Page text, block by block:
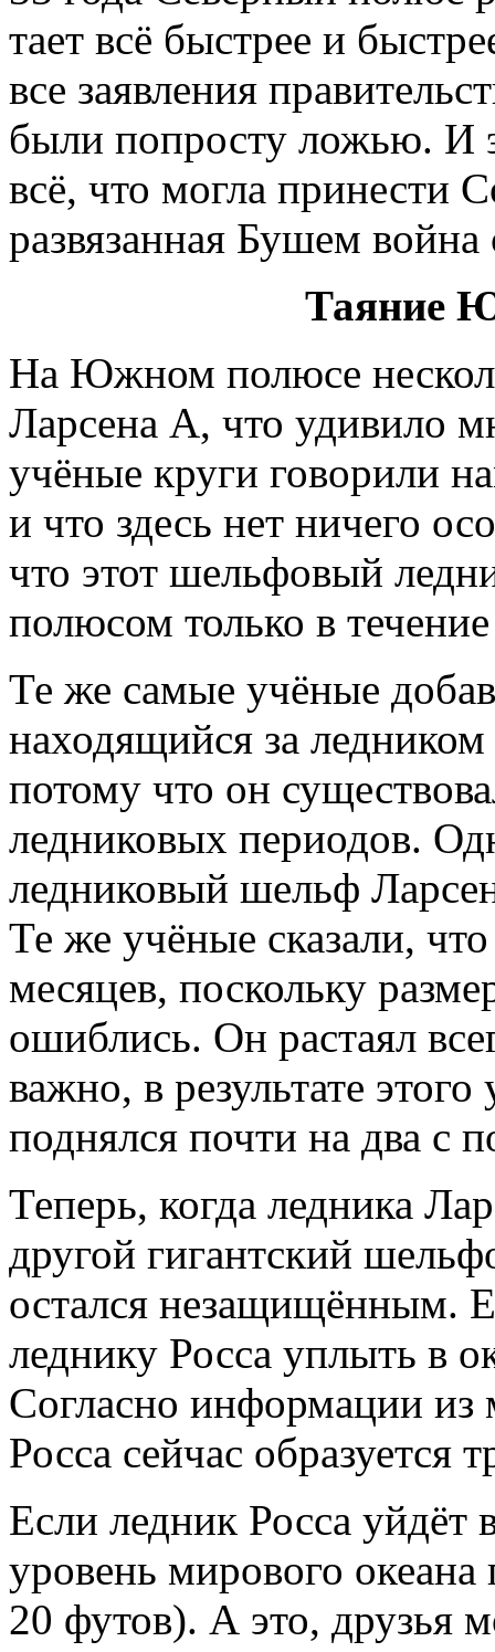
тает всё быстрее и
все заявления
были попросту ложью. И
всё, что могла принести
развязанная Бушем
Таяние
На Южном полюсе
Ларсена А, что удивило
учёные круги говорили
и что здесь нет ничего
что этот шельфовый
полюсом только в
Те же самые учёные
находящийся за
потому что он
ледниковых периодов.
ледниковый шельф
Те же учёные сказали,
месяцев, поскольку
ошиблись. Он растаял
важно, в результате
поднялся почти на два с
Теперь, когда ледника
другой гигантский
остался незащищённым.
леднику Росса уплыть в
Согласно информации из
Росса сейчас образуется
Если ледник Росса уйдёт
уровень мирового
20 футов). А это, друзья